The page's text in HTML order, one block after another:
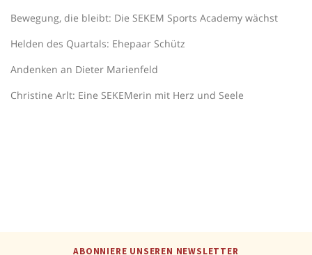
Bewegung, die bleibt: Die SEKEM Sports Academy wächst
Helden des Quartals: Ehepaar Schütz
Andenken an Dieter Marienfeld
Christine Arlt: Eine SEKEMerin mit Herz und Seele
ABONNIERE UNSEREN NEWSLETTER